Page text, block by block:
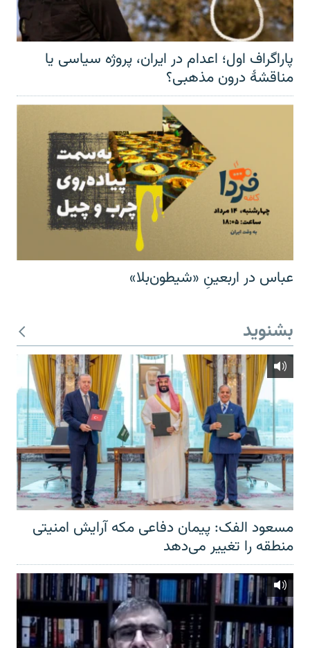
پاراگراف اول؛ اعدام در ایران، پروژه سیاسی یا
مناقشهٔ درون مذهبی؟
عباس در اربعینِ «شیطون‌بلا»
بشنوید
مسعود الفک: پیمان دفاعی مکه آرایش امنیتی
منطقه را تغییر می‌دهد